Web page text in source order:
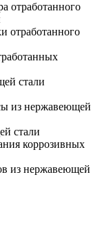
отработанного
отработанного
стали
из нержавеющей
стали
коррозивных
из нержавеющей